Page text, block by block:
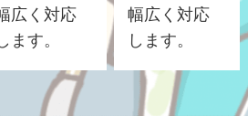
広く対応
ます。
幅広く対応
します。